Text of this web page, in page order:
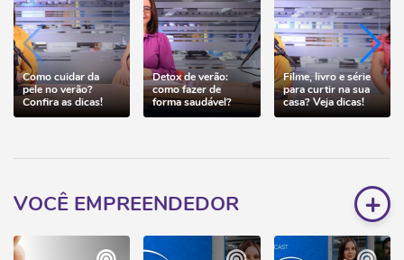
Como cuidar da
pele no verão?
Confira as dicas!
Detox de verão:
como fazer de
forma saudável?
Filme, livro e série
para curtir na sua
casa? Veja dicas!
VOCÊ EMPREENDEDOR +